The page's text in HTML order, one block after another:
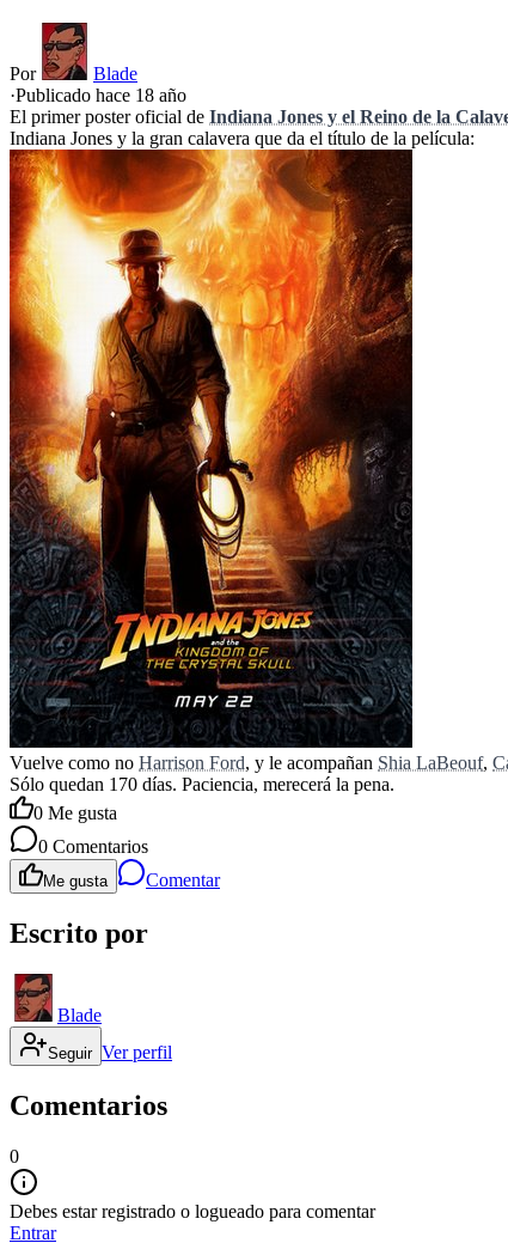
Por
Blade
·Publicado hace 18 año
El primer poster oficial de Indiana Jones y el Reino de la
Indiana Jones y la gran calavera que da el título de la película:
Vuelve como no Harrison Ford, y le acompañan Shia LaBeouf,
Sólo quedan 170 días. Paciencia, merecerá la pena.
0 Me gusta
0 Comentarios
Me gusta Comentar
Escrito por
Blade
Seguir Ver perfil
Comentarios
0
Debes estar registrado o logueado para comentar
Entrar